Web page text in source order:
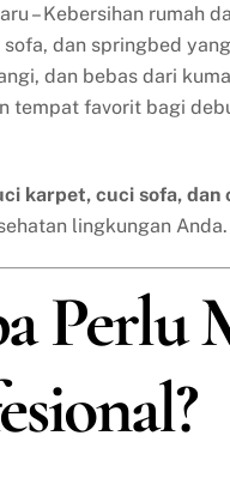
– Kebersihan rumah
dan springbed
dan bebas dari
tempat favorit bagi
karpet, cuci sofa,
lingkungan Anda.
Perlu